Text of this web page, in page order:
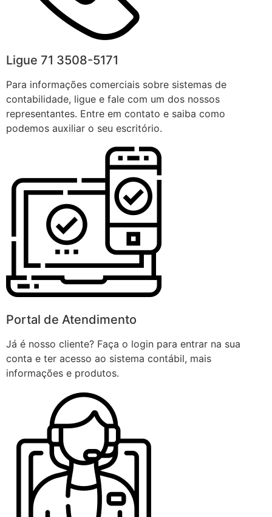
Ligue 71 3508-5171
Para informações comerciais sobre sistemas de
contabilidade, ligue e fale com um dos nossos
representantes. Entre em contato e saiba como
podemos auxiliar o seu escritório.
Portal de Atendimento
Já é nosso cliente? Faça o login para entrar na sua
conta e ter acesso ao sistema contábil, mais
informações e produtos.